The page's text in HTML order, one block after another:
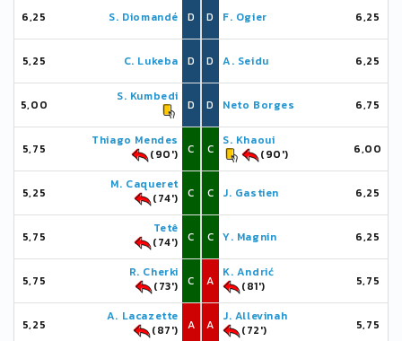
6,25 S. Diomandé D
5,25 C. Lukeba D
5,00
S. Kumbedi
D
5,75
Thiago Mendes
(90')
C
5,25
M. Caqueret
(74')
C
5,75
Tetê
(74')
C
5,75
R. Cherki
(73')
C
5,25
A. Lacazette
(87')
A
D F. Ogier 6,25
D A. Seidu 6,25
D Neto Borges 6,75
C
S. Khaoui
(90')
6,00
C J. Gastien 6,25
C Y. Magnin 6,25
A
K. Andrić
(81')
5,75
A
J. Allevinah
(72')
5,75